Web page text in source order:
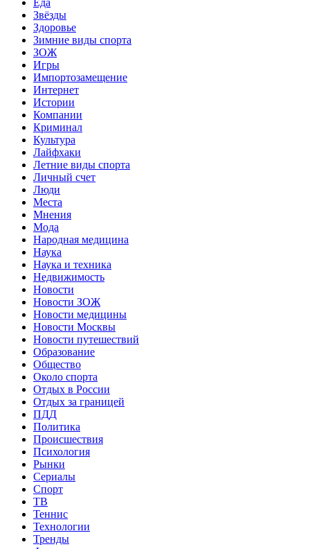
Звёзды
Здоровье
Зимние виды спорта
ЗОЖ
Игры
Импортозамещение
Интернет
Истории
Компании
Криминал
Культура
Лайфхаки
Летние виды спорта
Личный счет
Люди
Места
Мнения
Мода
Народная медицина
Наука
Наука и техника
Недвижимость
Новости
Новости ЗОЖ
Новости медицины
Новости Москвы
Новости путешествий
Образование
Общество
Около спорта
Отдых в России
Отдых за границей
ПДД
Политика
Происшествия
Психология
Рынки
Сериалы
Спорт
ТВ
Теннис
Технологии
Тренды